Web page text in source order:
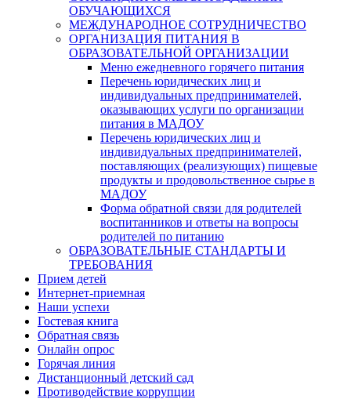
ОБУЧАЮЩИХСЯ
МЕЖДУНАРОДНОЕ СОТРУДНИЧЕСТВО
ОРГАНИЗАЦИЯ ПИТАНИЯ В
ОБРАЗОВАТЕЛЬНОЙ ОРГАНИЗАЦИИ
Меню ежедневного горячего питания
Перечень юридических лиц и
индивидуальных предпринимателей,
оказывающих услуги по организации
питания в МАДОУ
Перечень юридических лиц и
индивидуальных предпринимателей,
поставляющих (реализующих) пищевые
продукты и продовольственное сырье в
МАДОУ
Форма обратной связи для родителей
воспитанников и ответы на вопросы
родителей по питанию
ОБРАЗОВАТЕЛЬНЫЕ СТАНДАРТЫ И
ТРЕБОВАНИЯ
Прием детей
Интернет-приемная
Наши успехи
Гостевая книга
Обратная связь
Онлайн опрос
Горячая линия
Дистанционный детский сад
Противодействие коррупции